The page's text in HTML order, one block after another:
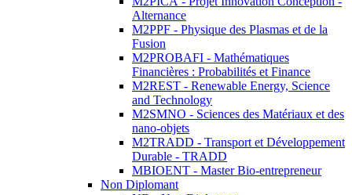
Alternance
M2PPF - Physique des Plasmas et de la
Fusion
M2PROBAFI - Mathématiques
Financières : Probabilités et Finance
M2REST - Renewable Energy, Science
and Technology
M2SMNO - Sciences des Matériaux et des
nano-objets
M2TRADD - Transport et Développement
Durable - TRADD
MBIOENT - Master Bio-entrepreneur
Non Diplomant